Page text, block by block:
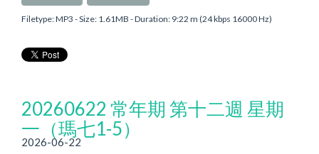
Filetype: MP3 - Size: 1.61MB - Duration: 9:22 m (24 kbps 16000 Hz)
20260622 常年期 第十二週 星期
一（瑪七1-5）
2026-06-22